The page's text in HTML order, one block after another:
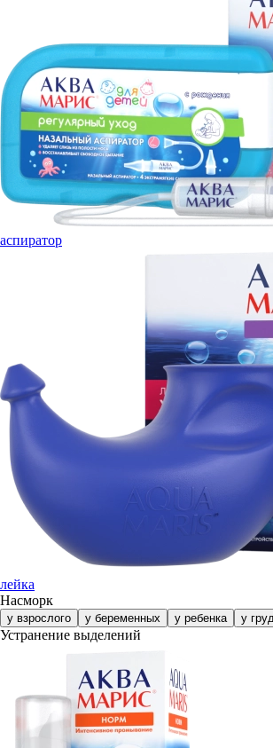
аспиратор
лейка
Насморк
у взрослого у беременных у ребенка у
Устранение выделений